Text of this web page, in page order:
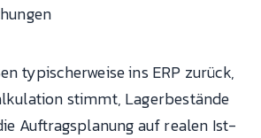
typischerweise ins ERP zurück,
stimmt, Lagerbestände
Auftragsplanung auf realen Ist-